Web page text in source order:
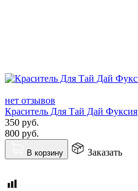
нет отзывов
Краситель Для Тай Дай Фуксия
350 руб.
800 руб.
В корзину Заказать